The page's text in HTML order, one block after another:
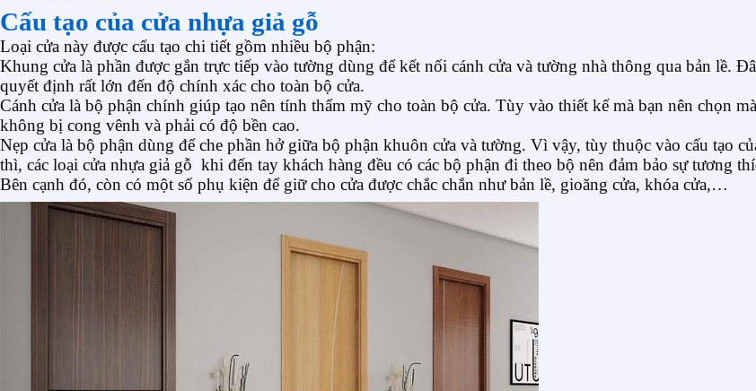
Cấu tạo của cửa nhựa giả gỗ
Loại cửa này được cấu tạo chi tiết gồm nhiều bộ phận:
Khung cửa là phần được gắn trực tiếp vào tường dùng để kết nối cánh cửa và tường nhà thông qua bản lề.
quyết định rất lớn đến độ chính xác cho toàn bộ cửa.
Cánh cửa là bộ phận chính giúp tạo nên tính thẩm mỹ cho toàn bộ cửa. Tùy vào thiết kế mà bạn nên chọn
không bị cong vênh và phải có độ bền cao.
Nẹp cửa là bộ phận dùng để che phần hở giữa bộ phận khuôn cửa và tường. Vì vậy, tùy thuộc vào cấu tạo
thì, các loại cửa nhựa giả gỗ khi đến tay khách hàng đều có các bộ phận đi theo bộ nên đảm bảo sự tương
Bên cạnh đó, còn có một số phụ kiện để giữ cho cửa được chắc chắn như bản lề, gioăng cửa, khóa cửa,…